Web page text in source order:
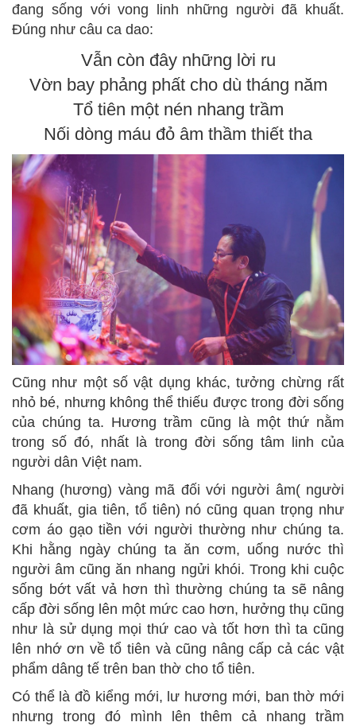
đang sống với vong linh những người đã khuất.
Đúng như câu ca dao:
Vẫn còn đây những lời ru
Vờn bay phảng phất cho dù tháng năm
Tổ tiên một nén nhang trầm
Nối dòng máu đỏ âm thầm thiết tha
Cũng như một số vật dụng khác, tưởng chừng rất
nhỏ bé, nhưng không thể thiếu được trong đời sống
của chúng ta. Hương trầm cũng là một thứ nằm
trong số đó, nhất là trong đời sống tâm linh của
người dân Việt nam.
Nhang (hương) vàng mã đối với người âm( người
đã khuất, gia tiên, tổ tiên) nó cũng quan trọng như
cơm áo gạo tiền với người thường như chúng ta.
Khi hằng ngày chúng ta ăn cơm, uống nước thì
người âm cũng ăn nhang ngửi khói. Trong khi cuộc
sống bớt vất vả hơn thì thường chúng ta sẽ nâng
cấp đời sống lên một mức cao hơn, hưởng thụ cũng
như là sử dụng mọi thứ cao và tốt hơn thì ta cũng
lên nhớ ơn về tổ tiên và cũng nâng cấp cả các vật
phẩm dâng tế trên ban thờ cho tổ tiên.
Có thể là đồ kiểng mới, lư hương mới, ban thờ mới
nhưng trong đó mình lên thêm cả nhang trầm